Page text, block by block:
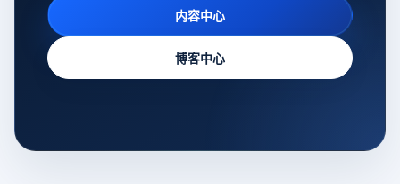
内容中心
博客中心